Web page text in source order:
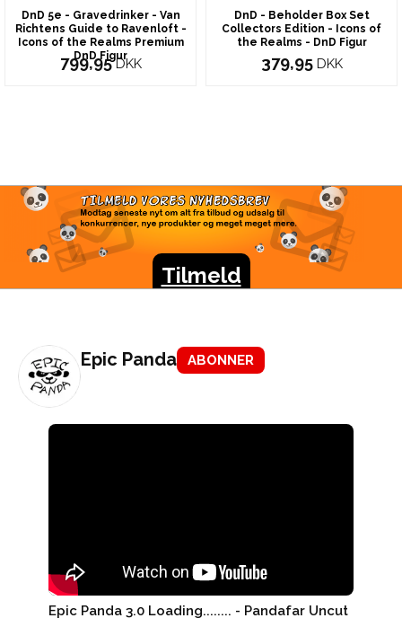
DnD 5e - Gravedrinker - Van
Richtens Guide to Ravenloft -
Icons of the Realms Premium
DnD Figur
799,95DKK
DnD - Beholder Box Set
Collectors Edition - Icons of
the Realms - DnD Figur
379,95 DKK
TILMELD VORES
NYHEDSBREV
Modtag seneste nyt om alt fra tilbud og udsalg til
konkurrencer, nye produkter og meget meget mere.
Tilmeld
Epic Panda ABONNER
Epic Panda 3.0 Loading........ - Pandafar Uncut